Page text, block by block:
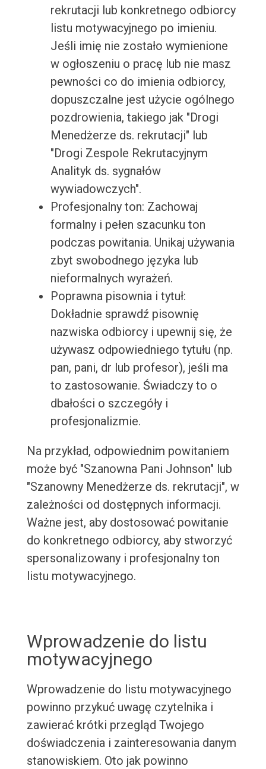
rekrutacji lub konkretnego odbiorcy
listu motywacyjnego po imieniu.
Jeśli imię nie zostało wymienione
w ogłoszeniu o pracę lub nie masz
pewności co do imienia odbiorcy,
dopuszczalne jest użycie ogólnego
pozdrowienia, takiego jak "Drogi
Menedżerze ds. rekrutacji" lub
"Drogi Zespole Rekrutacyjnym
Analityk ds. sygnałów
wywiadowczych".
Profesjonalny ton: Zachowaj
formalny i pełen szacunku ton
podczas powitania. Unikaj używania
zbyt swobodnego języka lub
nieformalnych wyrażeń.
Poprawna pisownia i tytuł:
Dokładnie sprawdź pisownię
nazwiska odbiorcy i upewnij się, że
używasz odpowiedniego tytułu (np.
pan, pani, dr lub profesor), jeśli ma
to zastosowanie. Świadczy to o
dbałości o szczegóły i
profesjonalizmie.
Na przykład, odpowiednim powitaniem
może być "Szanowna Pani Johnson" lub
"Szanowny Menedżerze ds. rekrutacji", w
zależności od dostępnych informacji.
Ważne jest, aby dostosować powitanie
do konkretnego odbiorcy, aby stworzyć
spersonalizowany i profesjonalny ton
listu motywacyjnego.
Wprowadzenie do listu
motywacyjnego
Wprowadzenie do listu motywacyjnego
powinno przykuć uwagę czytelnika i
zawierać krótki przegląd Twojego
doświadczenia i zainteresowania danym
stanowiskiem. Oto jak powinno